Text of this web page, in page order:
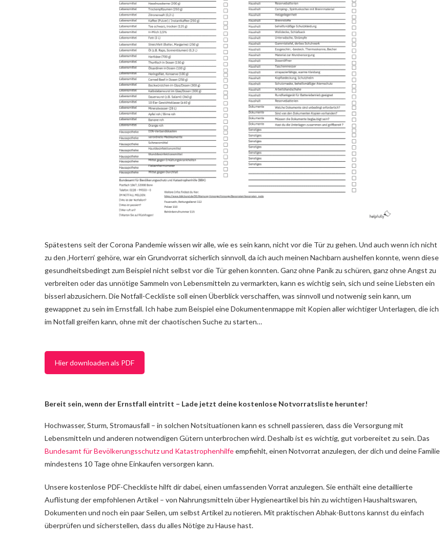
Spätestens seit der Corona Pandemie wissen wir alle, wie es sein kann, nicht vor die Tür zu gehen. Und auch wenn ich nicht
zu den ‚Hortern‘ gehöre, war ein Grundvorrat sicherlich sinnvoll, da ich auch meinen Nachbarn aushelfen konnte, wenn diese
gesundheitsbedingt zum Beispiel nicht selbst vor die Tür gehen konnten. Ganz ohne Panik zu schüren, ganz ohne Angst zu
verbreiten oder das unnötige Sammeln von Lebensmitteln zu vermarkten, kann es wichtig sein, sich und seine Liebsten ein
bisserl abzusichern. Die Notfall-Ceckliste soll einen Überblick verschaffen, was sinnvoll und notwenig sein kann, um
gewappnet zu sein im Ernstfall. Ich habe zum Beispiel eine Dokumentenmappe mit Kopien aller wichtiger Unterlagen, die ich
im Notfall greifen kann, ohne mit der chaotischen Suche zu starten…
Hier downloaden als PDF
Bereit sein, wenn der Ernstfall eintritt – Lade jetzt deine kostenlose Notvorratsliste herunter!
Hochwasser, Sturm, Stromausfall – in solchen Notsituationen kann es schnell passieren, dass die Versorgung mit
Lebensmitteln und anderen notwendigen Gütern unterbrochen wird. Deshalb ist es wichtig, gut vorbereitet zu sein. Das
Bundesamt für Bevölkerungsschutz und Katastrophenhilfeempfiehlt, einen Notvorrat anzulegen, der dich und deine Familie
mindestens 10 Tage ohne Einkaufen versorgen kann.
Unsere kostenlose PDF-Checkliste hilft dir dabei, einen umfassenden Vorrat anzulegen. Sie enthält eine detaillierte
Auflistung der empfohlenen Artikel – von Nahrungsmitteln über Hygieneartikel bis hin zu wichtigen Haushaltswaren,
Dokumenten und noch ein paar Seilen, um selbst Artikel zu notieren. Mit praktischen Abhak-Buttons kannst du einfach
überprüfen und sicherstellen, dass du alles Nötige zu Hause hast.